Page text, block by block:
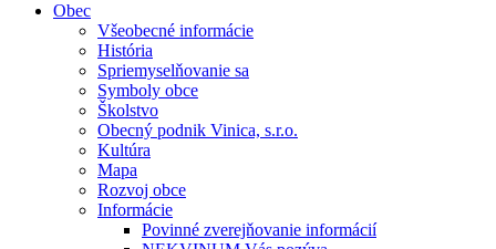
Obec
Všeobecné informácie
História
Spriemyselňovanie sa
Symboly obce
Školstvo
Obecný podnik Vinica, s.r.o.
Kultúra
Mapa
Rozvoj obce
Informácie
Povinné zverejňovanie informácií